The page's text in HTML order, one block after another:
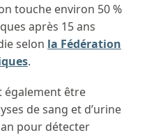
touche environ 50 %
après 15 ans
selon la Fédération
.
également être
de sang et d’urine
pour détecter